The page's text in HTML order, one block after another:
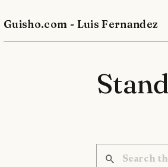
Guisho.com - Luis Fernandez